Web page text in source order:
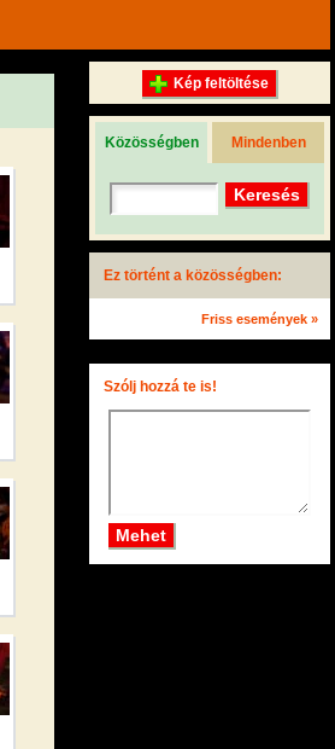
Kép feltöltése
Közösségben Mindenben
Ez történt a közösségben:
Friss események »
Szólj hozzá te is!